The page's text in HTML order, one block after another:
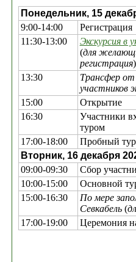
Понедельник, 15
9:00-14:00
Регистрация
11:30-13:00
Экскурсия
(для
регистрация)
13:30
Трансфер
участников
15:00
Открытие
16:30
Участники
туром
17:00-18:00
Пробный тур
Вторник, 16 декабря
09:00-09:30
Сбор
10:00-15:00
Основной
15:00-16:30
По мере
Севкабель(
17:00-19:00
Церемония